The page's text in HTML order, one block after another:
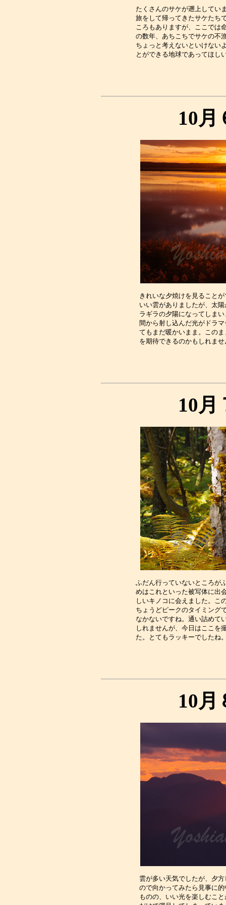
たくさんのサケが遡上してい
旅をして帰ってきたサケたち
ころもありますが、ここでは
の数年、あちこちでサケの不
ちょっと考えないといけない
10月
きれいな夕焼けを見ること
いい雲がありましたが、太
ラギラの夕陽になってしま
間から射し込んだ光がドラ
てもまだ暖かいまま。この
10月
ふだん行っていないところが
めはこれといった被写体に出
しいキノコに会えました。こ
ちょうどピークのタイミング
なかないですね。通い詰めて
しれませんが、今日はここを
10月
雲が多い天気でしたが、夕
ので向かってみたら見事に
ものの、いい光を楽しむこ